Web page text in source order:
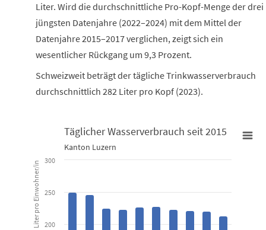
Liter. Wird die durchschnittliche Pro-Kopf-Menge der drei
jüngsten Datenjahre (2022–2024) mit dem Mittel der
Datenjahre 2015–2017 verglichen, zeigt sich ein
wesentlicher Rückgang um 9,3 Prozent.
Schweizweit beträgt der tägliche Trinkwasserverbrauch
durchschnittlich 282 Liter pro Kopf (2023).
Täglicher Wasserverbrauch seit 2015
Bar chart with 10 bars.
Kanton Luzern
View as data table, Täglicher Wasserverbrauch seit 2015
Liter pro Einwohner/in
Täglicher Wasserverbrauch seit 2015
Kanton Luzern
200
250
300